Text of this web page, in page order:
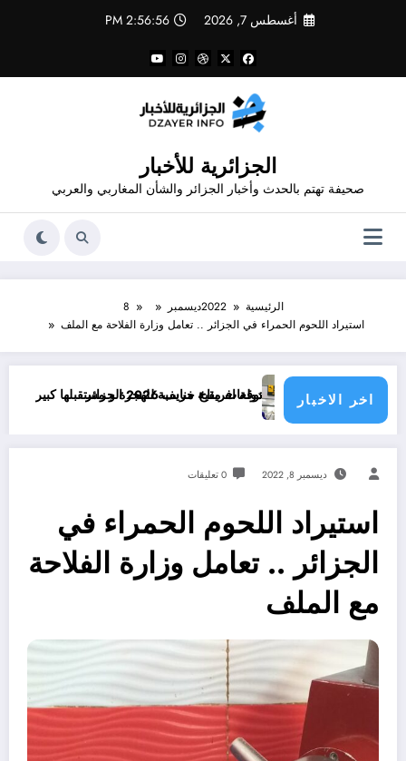
أغسطس 7, 2026 2:56:56 PM
الجزائرية للأخبار
صحيفة تهتم بالحدث وأخبار الجزائر والشأن المغاربي والعربي
الرئيسية 2022ديسمبر
8
استيراد اللحوم الحمراء في الجزائر .. تعامل وزارة الفلاحة مع الملف
اخر الاخبار
.. توقعات مناخ خريف 2026 الجزائر
دولة افريقية مناسبة للهجرة و مستقبلها كبير “منريد
ديسمبر 8, 2022 0 تعليقات
استيراد اللحوم الحمراء في
الجزائر .. تعامل وزارة الفلاحة
مع الملف